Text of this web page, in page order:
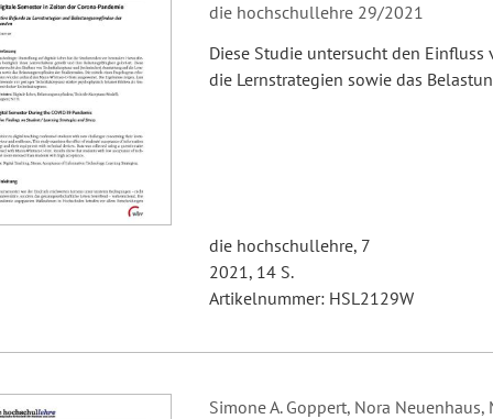
die hochschullehre 29/2021
Diese Studie untersucht den
die Lernstrategien sowie das
die hochschullehre, 7
2021, 14 S.
Artikelnummer: HSL2129W
Simone A. Goppert, Nora